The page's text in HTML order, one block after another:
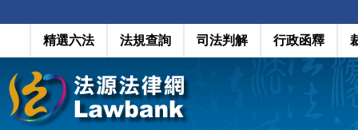
精選六法 法規查詢 司法判解 行政函釋